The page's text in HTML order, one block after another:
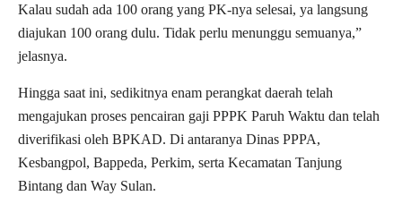
Kalau sudah ada 100 orang yang PK-nya selesai, ya langsung
diajukan 100 orang dulu. Tidak perlu menunggu semuanya,”
jelasnya.
Hingga saat ini, sedikitnya enam perangkat daerah telah
mengajukan proses pencairan gaji PPPK Paruh Waktu dan telah
diverifikasi oleh BPKAD. Di antaranya Dinas PPPA,
Kesbangpol, Bappeda, Perkim, serta Kecamatan Tanjung
Bintang dan Way Sulan.